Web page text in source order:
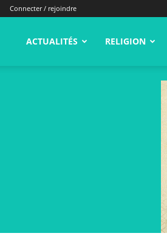
Connecter / rejoindre
ACTUALITÉS RELIGION